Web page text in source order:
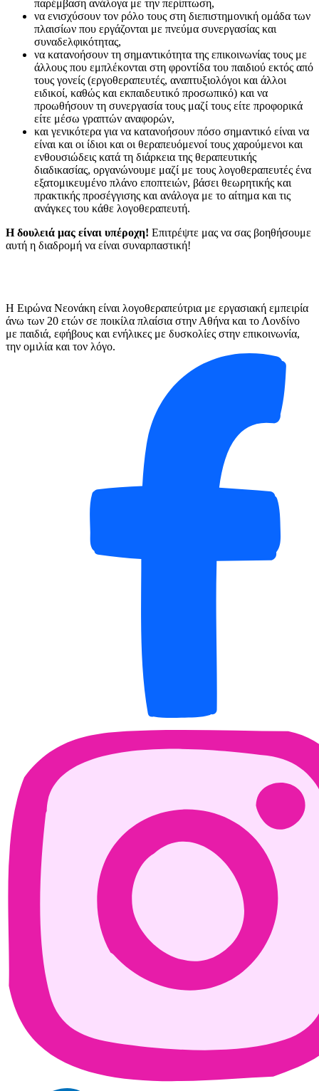
παρέμβαση ανάλογα με την περίπτωση,
να ενισχύσουν τον ρόλο τους στη διεπιστημονική ομάδα των
πλαισίων που εργάζονται με πνεύμα συνεργασίας και
συναδελφικότητας,
να κατανοήσουν τη σημαντικότητα της επικοινωνίας τους με
άλλους που εμπλέκονται στη φροντίδα του παιδιού εκτός από
τους γονείς (εργοθεραπευτές, αναπτυξιολόγοι και άλλοι
ειδικοί, καθώς και εκπαιδευτικό προσωπικό) και να
προωθήσουν τη συνεργασία τους μαζί τους είτε προφορικά
είτε μέσω γραπτών αναφορών,
και γενικότερα για να κατανοήσουν πόσο σημαντικό είναι να
είναι και οι ίδιοι και οι θεραπευόμενοί τους χαρούμενοι και
ενθουσιώδεις κατά τη διάρκεια της θεραπευτικής
διαδικασίας, οργανώνουμε μαζί με τους λογοθεραπευτές ένα
εξατομικευμένο πλάνο εποπτειών, βάσει θεωρητικής και
πρακτικής προσέγγισης και ανάλογα με το αίτημα και τις
ανάγκες του κάθε λογοθεραπευτή.
Η δουλειά μας είναι υπέροχη! Επιτρέψτε μας να σας βοηθήσουμε
αυτή η διαδρομή να είναι συναρπαστική!
Η Ειρώνα Νεονάκη είναι λογοθεραπεύτρια με εργασιακή εμπειρία
άνω των 20 ετών σε ποικίλα πλαίσια στην Αθήνα και το Λονδίνο
με παιδιά, εφήβους και ενήλικες με δυσκολίες στην επικοινωνία,
την ομιλία και τον λόγο.